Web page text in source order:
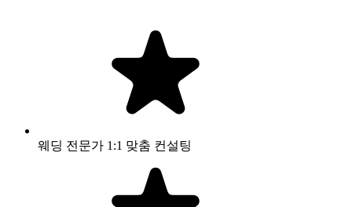
웨딩 전문가 1:1 맞춤 컨설팅